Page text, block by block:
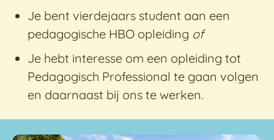
Je bent vierdejaars student aan een
pedagogische HBO opleiding of
Je hebt interesse om een opleiding tot
Pedagogisch Professional te gaan volgen
en daarnaast bij ons te werken.